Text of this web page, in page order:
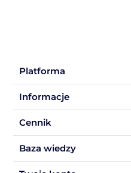
Platforma
Informacje
Cennik
Baza wiedzy